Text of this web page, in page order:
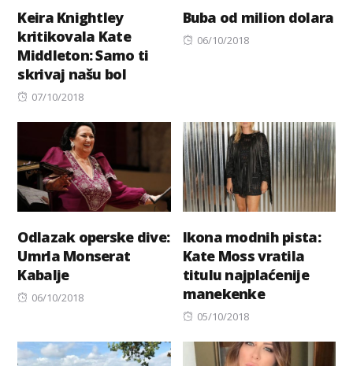
Keira Knightley
kritikovala Kate
Middleton: Samo ti
skrivaj našu bol
Posted
07/10/2018
Buba od milion dolara
Posted
06/10/2018
Odlazak operske dive:
Umrla Monserat
Kabalje
Posted
06/10/2018
Ikona modnih pista:
Kate Moss vratila
titulu najplaćenije
manekenke
Posted
05/10/2018